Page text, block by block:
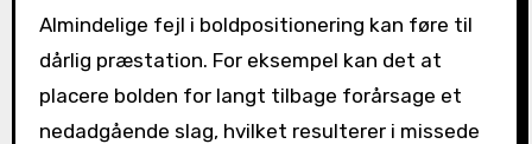
Almindelige fejl i boldpositionering kan føre til
dårlig præstation. For eksempel kan det at
placere bolden for langt tilbage forårsage et
nedadgående slag, hvilket resulterer i missede